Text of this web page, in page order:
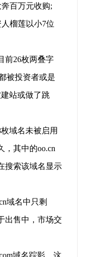
奔百万元收购;
人榴莲以小7位
前26枚两叠字
被投资者或是
站或做了跳
域名未被启用
，其中的oo.cn
搜索该域名显示
域名中只剩
出售中，市场交